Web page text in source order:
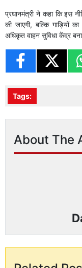
प्रधानमंत्री ने कहा कि इस
की जाएगी, बल्कि गाड़ियों
अधिकृत वाहन सुविधा केंद्र
Tags:
About The